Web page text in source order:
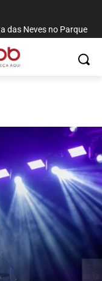
das Neves no Parque